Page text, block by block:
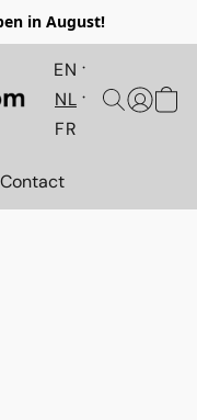
in August!
EN
NL
FR
Contact